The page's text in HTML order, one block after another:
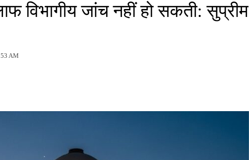
विभागीय जांच नहीं हो सकती: सुप्रीम
AM